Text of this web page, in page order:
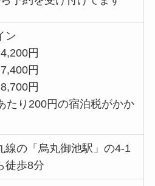
ン
円
円
円
たり200円の宿泊税がかか
線の「烏丸御池駅」の4-1
徒歩8分